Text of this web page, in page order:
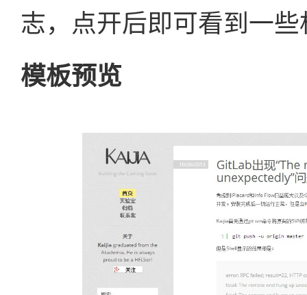
志，点开后即可看到一
模板预览